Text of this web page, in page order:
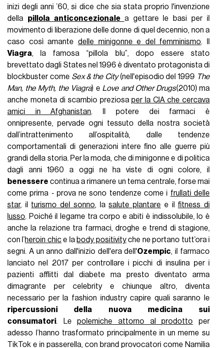
inizi degli anni ’60, si dice che sia stata proprio l'invenzione
della pillola anticoncezionale a gettare le basi per il
movimento di liberazione delle donne di quel decennio, non a
caso così amante delle minigonne e del femminismo. Il
Viagra, la famosa “pillola blu”, dopo essere stato
brevettato dagli States nel 1996 è diventato protagonista di
blockbuster come Sex & the City(nell'episodio del 1999 The
Man, the Myth, the Viagra) e Love and Other Drugs(2010) ma
anche moneta di scambio preziosaper la CIA che cercava
amici in Afghanistan. Il potere dei farmaci è
onnipresente, pervade ogni tessuto della nostra società
dall’intrattenimento all’ospitalità, dalle tendenze
comportamentali di generazioni intere fino alle guerre più
grandi della storia. Per la moda, che di minigonne e di politica
dagli anni 1960 a oggi ne ha viste di ogni colore, il
benessere continua a rimanere un tema centrale, forse mai
come prima - prova ne sono tendenze come i frullati delle
star, il turismo del sonno, lasalute plantare e il fitness di
lusso. Poiché il legame tra corpo e abiti è indissolubile, lo è
anche la relazione tra farmaci, droghe e trend di stagione,
con l’heroin chice la body positivityche ne portano tutt’ora i
segni. A un anno dall'inizio dell'era dell'Ozempic, il farmaco
lanciato nel 2017 per controllare i picchi di insulina per i
pazienti afflitti dal diabete ma presto diventato arma
dimagrante per celebrity e chiunque altro, diventa
necessario per la fashion industry capire quali saranno le
ripercussioni della nuova medicina sui
consumatori. Lepolemiche attorno al prodotto per
adesso l’hanno trasformato principalmente in un meme su
TikTok e in passerella, con brand provocatori come Namilia